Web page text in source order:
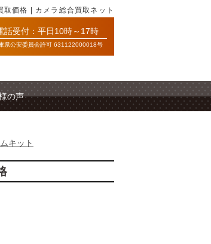
価格 | カメラ総合買取ネット
話受付：平日10時～17時
県公安委員会許可 631122000018号
の声
キット